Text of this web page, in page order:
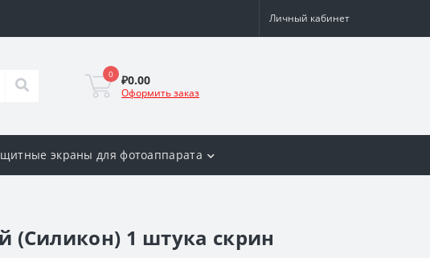
Личный кабинет
0 ₽0.00
Оформить заказ
экраны для фотоаппарата
(Силикон) 1 штука скрин